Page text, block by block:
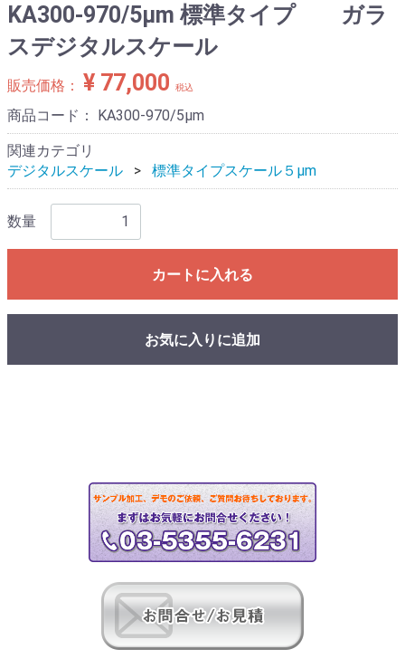
KA300-970/5μm 標準タイプ ガラ
スデジタルスケール
販売価格： ¥ 77,000 税込
商品コード： KA300-970/5μm
関連カテゴリ
デジタルスケール
標準タイプスケール５μm
数量
カートに入れる
お気に入りに追加